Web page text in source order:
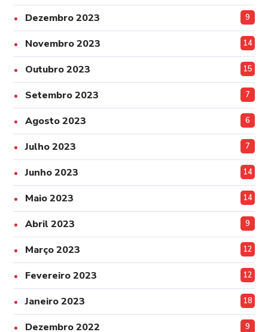
Dezembro 2023 9
Novembro 2023 14
Outubro 2023 15
Setembro 2023 7
Agosto 2023 6
Julho 2023 7
Junho 2023 14
Maio 2023 14
Abril 2023 9
Março 2023 12
Fevereiro 2023 12
Janeiro 2023 18
Dezembro 2022 9